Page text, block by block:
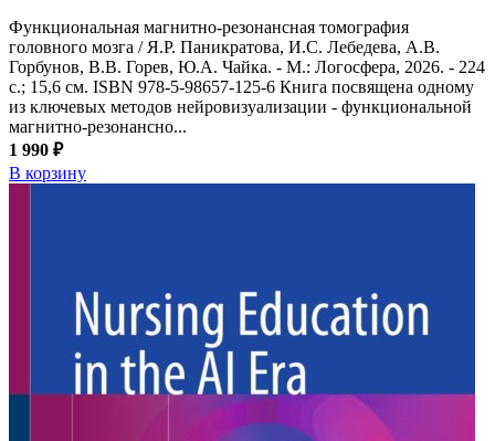
Функциональная магнитно-резонансная томография
головного мозга / Я.Р. Паникратова, И.С. Лебедева, А.В.
Горбунов, В.В. Горев, Ю.А. Чайка. - М.: Логосфера, 2026. - 224
с.; 15,6 см. ISBN 978-5-98657-125-6 Книга посвящена одному
из ключевых методов нейровизуализации - функциональной
магнитно-резонансно...
1 990 ₽
В корзину